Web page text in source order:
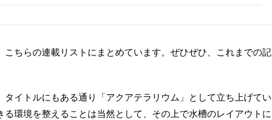
ちらの連載リストにまとめています。ぜひぜひ、これまでの記
イトルにもある通り「アクアテラリウム」として立ち上げてい
環境を整えることは当然として、その上で水槽のレイアウトに